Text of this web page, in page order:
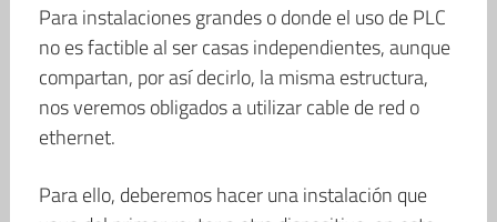
Para instalaciones grandes o donde el uso de PLC
no es factible al ser casas independientes, aunque
compartan, por así decirlo, la misma estructura,
nos veremos obligados a utilizar cable de red o
ethernet.
Para ello, deberemos hacer una instalación que